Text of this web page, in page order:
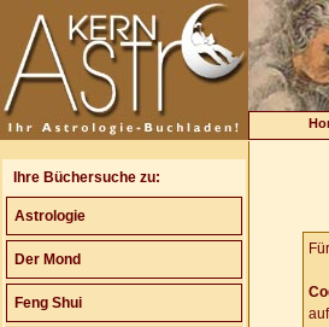
Ihre Büchersuche zu:
Astrologie
Der Mond
Feng Shui